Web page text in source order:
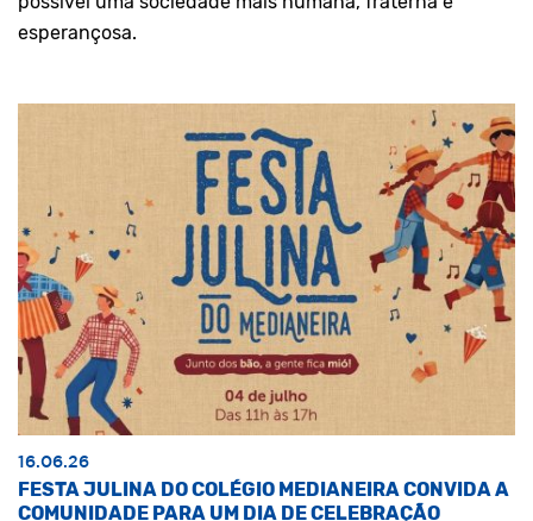
esperançosa.
16.06.26
FESTA JULINA DO COLÉGIO MEDIANEIRA CONVIDA A
COMUNIDADE PARA UM DIA DE CELEBRAÇÃO